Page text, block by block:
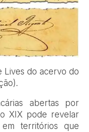
Lives do acervo do
abertas por
XIX pode revelar
em territórios que